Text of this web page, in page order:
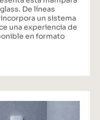
De líneas
un sistema
una experiencia de
en formato